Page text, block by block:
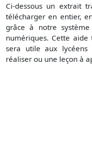
Ci-dessous un extrait
télécharger en entier,
grâce à notre système
numériques. Cette
sera utile aux
réaliser ou une leçon à